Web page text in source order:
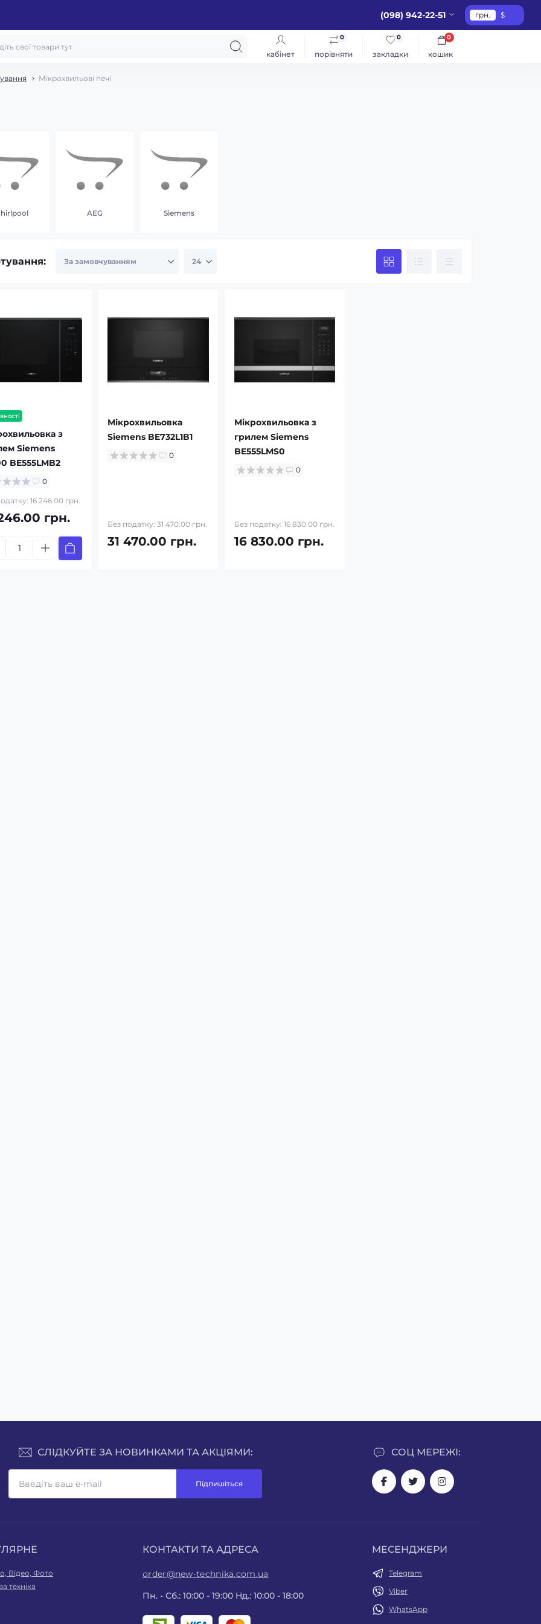
(098) 942-22-51 грн. $
кабінет порівняти
0
закладки
0
кошик
0
Мікрохвильові печі
AEG Siemens
з
Siemens
BE555LMB2
0
16 246.00 грн.
грн.
Мікрохвильовка
Siemens BE732L1B1
0
Без податку: 31 470.00 грн.
31 470.00 грн.
Мікрохвильовка з
грилем Siemens
BE555LMS0
0
Без податку: 16 830.00 грн.
16 830.00 грн.
СОЦ МЕРЕЖІ:
СЛІДКУЙТЕ ЗА НОВИНКАМИ ТА АКЦІЯМИ:
Підпишіться
Відео, Фото
техніка
КОНТАКТИ ТА АДРЕСА
order@new-technika.com.ua
Пн. - Сб.: 10:00 - 19:00 Нд.: 10:00 - 18:00
МЕСЕНДЖЕРИ
Telegram
Viber
WhatsApp